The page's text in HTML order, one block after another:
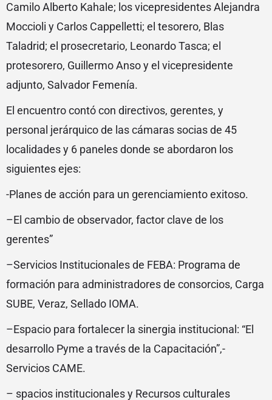
Camilo Alberto Kahale; los vicepresidentes Alejandra
Moccioli y Carlos Cappelletti; el tesorero, Blas
Taladrid; el prosecretario, Leonardo Tasca; el
protesorero, Guillermo Anso y el vicepresidente
adjunto, Salvador Femenía.
El encuentro contó con directivos, gerentes, y
personal jerárquico de las cámaras socias de 45
localidades y 6 paneles donde se abordaron los
siguientes ejes:
-Planes de acción para un gerenciamiento exitoso.
–El cambio de observador, factor clave de los
gerentes”
–Servicios Institucionales de FEBA: Programa de
formación para administradores de consorcios, Carga
SUBE, Veraz, Sellado IOMA.
–Espacio para fortalecer la sinergia institucional: “El
desarrollo Pyme a través de la Capacitación”,-
Servicios CAME.
– spacios institucionales y Recursos culturales